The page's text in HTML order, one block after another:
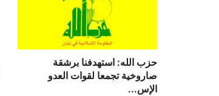
حزب الله: استهدفنا برشقة
صاروخية تجمعا لقوات العدو
الإس...